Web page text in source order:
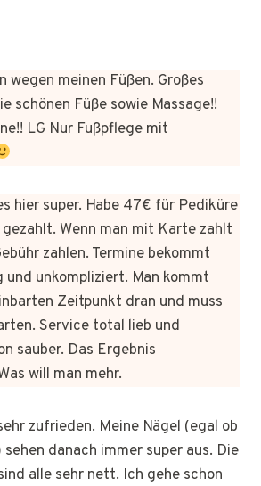
wegen meinen Füßen. Großes
schönen Füße sowie Massage!!
LG Nur Fußpflege mit
hier super. Habe 47€ für Pediküre
Wenn man mit Karte zahlt
zahlen. Termine bekommt
unkompliziert. Man kommt
Zeitpunkt dran und muss
Service total lieb und
sauber. Das Ergebnis
will man mehr.
zufrieden. Meine Nägel (egal ob
sehen danach immer super aus. Die
alle sehr nett. Ich gehe schon